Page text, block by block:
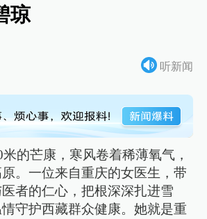
琼
听新闻
的芒康，寒风卷着稀薄氧气，
。一位来自重庆的女医生，带
者的仁心，把根深深扎进雪
守护西藏群众健康。她就是重